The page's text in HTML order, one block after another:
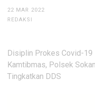
22 MAR 2022
REDAKSI
Navigasi
pos
Disiplin Prokes Covid-19
Kamtibmas, Polsek Sokan
Tingkatkan DDS